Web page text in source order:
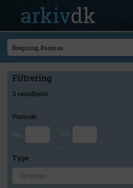
Filtrering
3 resultater
Periode
Fra Til
Type